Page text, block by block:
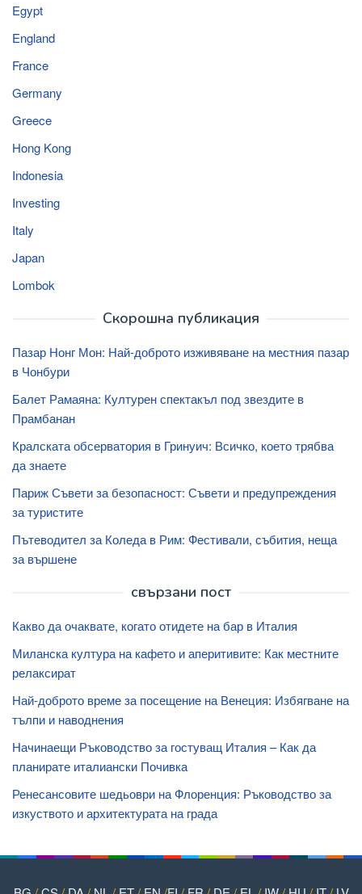
Egypt
England
France
Germany
Greece
Hong Kong
Indonesia
Investing
Italy
Japan
Lombok
Скорошна публикация
Пазар Нонг Мон: Най-доброто изживяване на местния пазар
в Чонбури
Балет Рамаяна: Културен спектакъл под звездите в
Прамбанан
Кралската обсерватория в Гринуич: Всичко, което трябва
да знаете
Париж Съвети за безопасност: Съвети и предупреждения
за туристите
Пътеводител за Коледа в Рим: Фестивали, събития, неща
за вършене
свързани пост
Какво да очаквате, когато отидете на бар в Италия
Миланска култура на кафето и аперитивите: Как местните
релаксират
Най-доброто време за посещение на Венеция: Избягване на
тълпи и наводнения
Начинаещи Ръководство за гостуващ Италия – Как да
планирате италиански Почивка
Ренесансовите шедьоври на Флоренция: Ръководство за
изкуството и архитектурата на града